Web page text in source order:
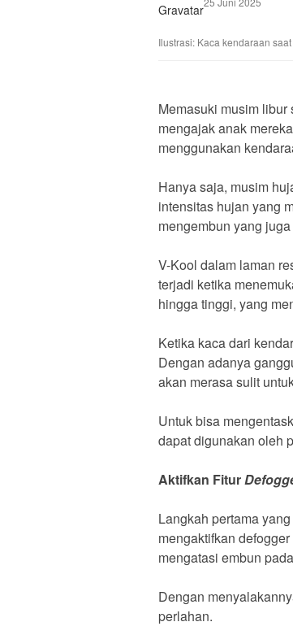
Ilustrasi: Kaca kendaraan
Memasuki musim
mengajak anak
menggunakan
Hanya saja, musim
intensitas hujan yang
mengembun yang
V-Kool dalam laman
terjadi ketika
hingga tinggi, yang
Ketika kaca dari
Dengan adanya
akan merasa sulit
Untuk bisa
dapat digunakan oleh
Aktifkan Fitur
Langkah pertama
mengaktifkan
mengatasi embun
Dengan
perlahan.